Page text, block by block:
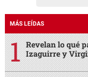
MÁS LEÍDAS
Revelan lo qué
Izaguirre y